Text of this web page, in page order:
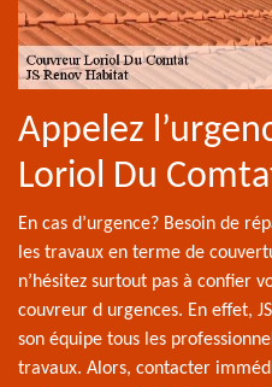
Appelez
Loriol Du
En cas d’urgence? Besoin de
les travaux en terme de
n’hésitez surtout pas à confier
couvreur d urgences. En effet,
son équipe tous les
travaux. Alors, contacter